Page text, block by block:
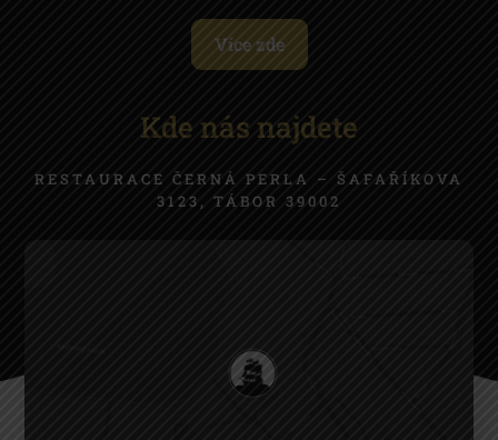
Více zde
Kde nás najdete
RESTAURACE ČERNÁ PERLA – ŠAFAŘÍKOVA
3123, TÁBOR 39002